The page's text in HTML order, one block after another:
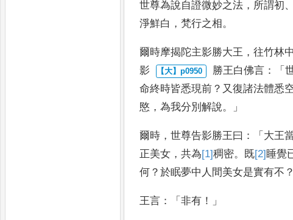
世尊為說自證微妙之法 ， 所謂初 、
淨鮮白 ， 梵行之相 。
爾時摩揭陀主影勝大王 ， 往竹林
影
勝王白佛言 ：「
命終時皆悉現前 ？ 又復諸法體悉
愍 ， 為我分別解說。」
爾時 ， 世尊告影勝王曰 ：「 大王
正美女 ， 共為[1]稠密。 既[2] 睡覺
何 ？ 於眠夢中人間美女是實有不
王言 ：「 非有 ！」